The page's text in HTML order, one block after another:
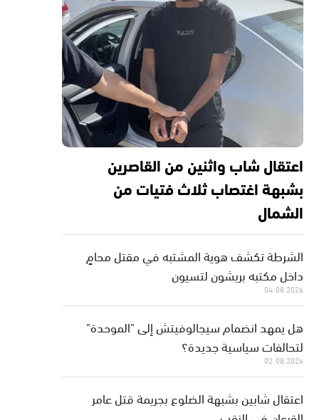
اعتقال شاب واثنين من القاصرين
بشبهة اغتصاب ثلاث فتيات من
الشمال
الشرطة تكشف هوية المشتبه في مقتل محامٍ
داخل مكتبه بريشون لتسيون
04.08.2026
هل يمهد انضمام سيجالوفيتش إلى "الموحدة"
لتحالفات سياسية جديدة؟
02.08.2026
اعتقال شابين بشبهة الضلوع بجريمة قتل عامر